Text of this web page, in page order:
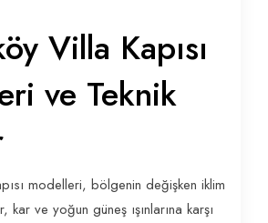
Villa Kapısı
ve Teknik
modelleri, bölgenin değişken iklim
kar ve yoğun güneş ışınlarına karşı